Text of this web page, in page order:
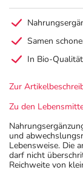
Samen
In Bio-Qualität
Zur
Zu den
und
Lebensweise. Die
darf nicht
Reichweite von